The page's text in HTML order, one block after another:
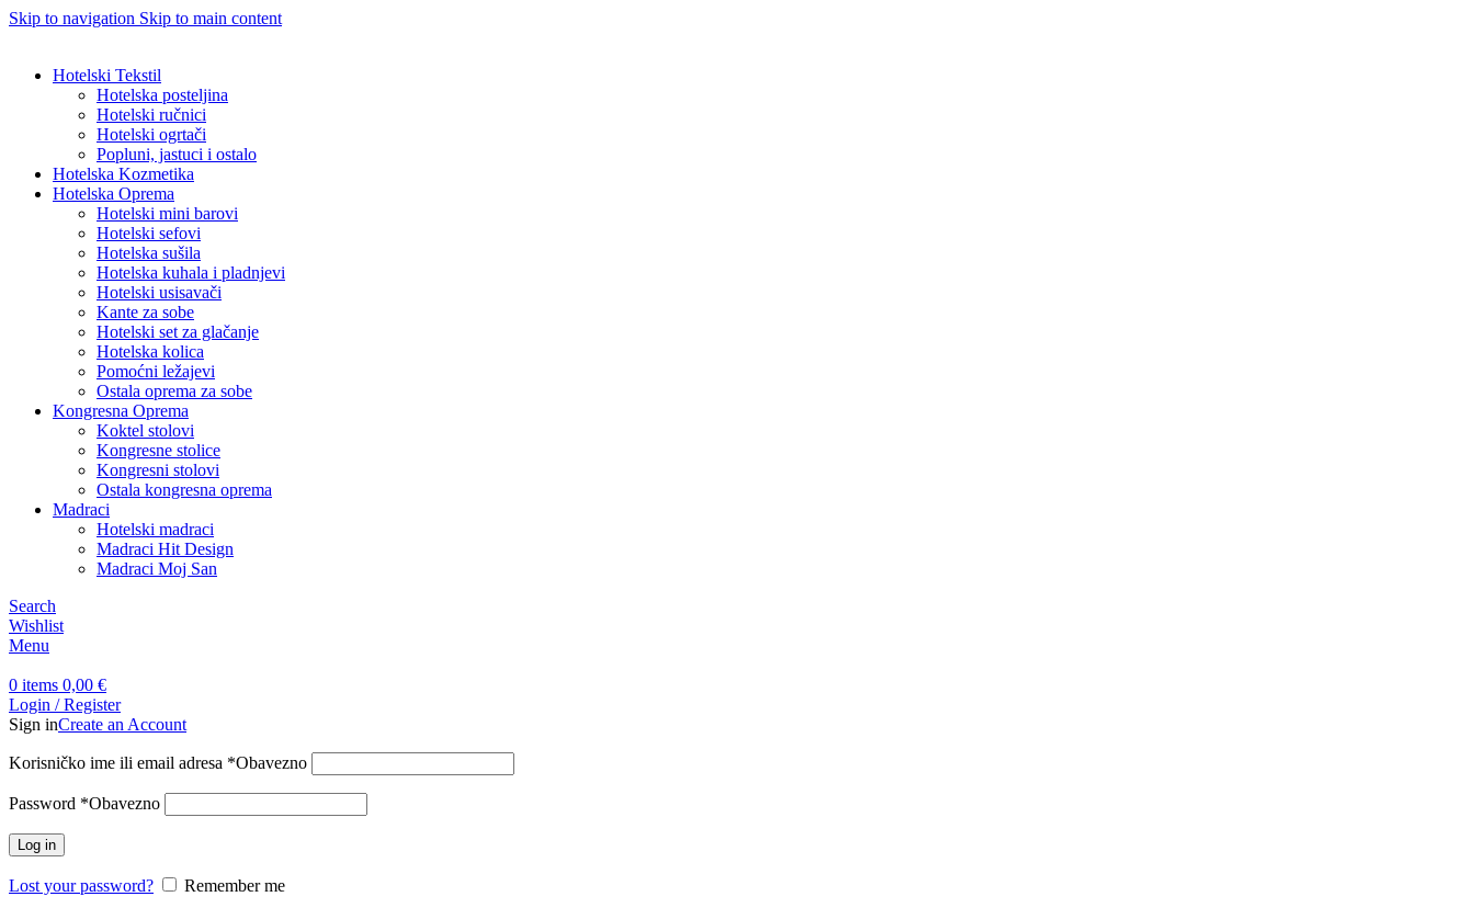
Skip to navigation Skip to main content
Hotelski Tekstil
Hotelska posteljina
Hotelski ručnici
Hotelski ogrtači
Popluni, jastuci i ostalo
Hotelska Kozmetika
Hotelska Oprema
Hotelski mini barovi
Hotelski sefovi
Hotelska sušila
Hotelska kuhala i pladnjevi
Hotelski usisavači
Kante za sobe
Hotelski set za glačanje
Hotelska kolica
Pomoćni ležajevi
Ostala oprema za sobe
Kongresna Oprema
Koktel stolovi
Kongresne stolice
Kongresni stolovi
Ostala kongresna oprema
Madraci
Hotelski madraci
Madraci Hit Design
Madraci Moj San
Search
Wishlist
Menu
0 items 0,00 €
Login / Register
Sign inCreate an Account
Korisničko ime ili email adresa *Obavezno
Password *Obavezno
Log in
Lost your password?
Remember me